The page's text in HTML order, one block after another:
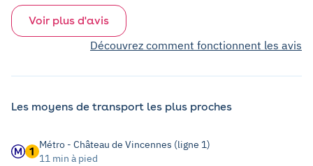
Voir plus d'avis
Découvrez comment fonctionnent les avis
Les moyens de transport les plus proches
Métro - Château de Vincennes (ligne 1)
11 min à pied